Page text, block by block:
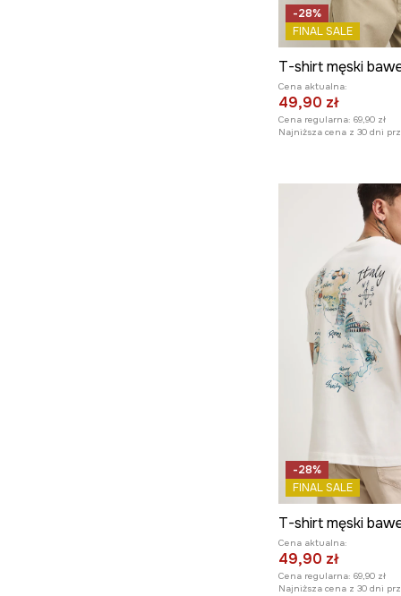
-28%
FINAL SALE
T-shirt męski
Cena aktualna:
49,90 zł
Cena regularna: 69,90 zł
Najniższa cena z 30 dni
-28%
FINAL SALE
Cena aktualna:
49,90 zł
Cena regularna: 69,90 zł
Najniższa cena z 30 dni